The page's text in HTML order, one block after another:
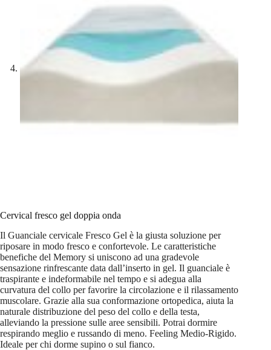
Cervical fresco gel doppia onda
Il Guanciale cervicale Fresco Gel è la giusta soluzione per
riposare in modo fresco e confortevole. Le caratteristiche
benefiche del Memory si uniscono ad una gradevole
sensazione rinfrescante data dall’inserto in gel. Il guanciale è
traspirante e indeformabile nel tempo e si adegua alla
curvatura del collo per favorire la circolazione e il rilassamento
muscolare. Grazie alla sua conformazione ortopedica, aiuta la
naturale distribuzione del peso del collo e della testa,
alleviando la pressione sulle aree sensibili. Potrai dormire
respirando meglio e russando di meno. Feeling Medio-Rigido.
Ideale per chi dorme supino o sul fianco.